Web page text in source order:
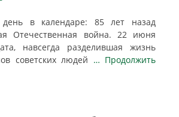
в календаре: 85 лет назад
Отечественная война. 22 июня
навсегда разделившая жизнь
советских людей … Продолжить